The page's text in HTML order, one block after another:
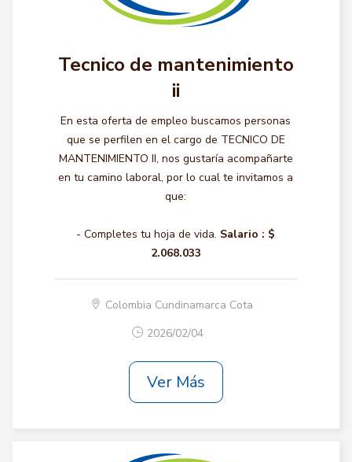
Tecnico de mantenimiento
ii
En esta oferta de empleo buscamos personas
que se perfilen en el cargo de TECNICO DE
MANTENIMIENTO II, nos gustaría acompañarte
en tu camino laboral, por lo cual te invitamos a
que:
- Completes tu hoja de vida. Salario : $
2.068.033
Colombia Cundinamarca Cota
2026/02/04
Ver Más